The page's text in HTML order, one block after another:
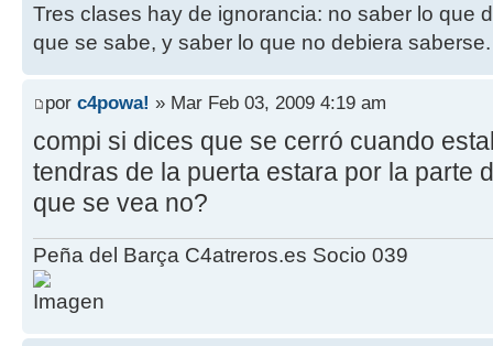
Tres clases hay de ignorancia: no saber lo que
que se sabe, y saber lo que no debiera saberse.
por c4powa! » Mar Feb 03, 2009 4:19 am
compi si dices que se cerró cuando
tendras de la puerta estara por la parte
que se vea no?
Peña del Barça C4atreros.es Socio 039